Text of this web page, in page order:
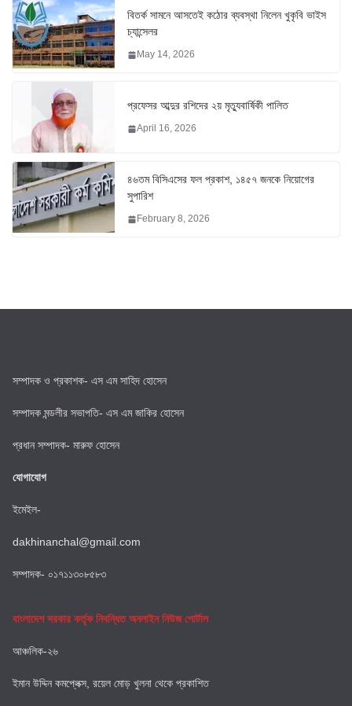
বিতর্ক সামনে আসতেই কঠোর ব্যবস্থা নিলেন খুকৃবি ভাইস
চ্যান্সেলর
May 14, 2026
প্রফেসর আব্দুর রশিদের ২য় মৃত্যুবার্ষিকী পালিত
April 16, 2026
৪৬তম বিসিএসের ফল প্রকাশ, ১৪৫৭ জনকে নিয়োগের
সুপারিশ
February 8, 2026
সম্পাদক ও প্রকাশক- এস এম সাহিদ হোসেন
সম্পাদক মন্ডলীর সভাপতি- এস এম জাকির হোসেন
প্রধান সম্পাদক- মারুফ হোসেন
যোগাযোগ
ইমেইল-
dakhinanchal@gmail.com
সম্পাদক- ০১৭১১৩০৮৫৮৩
বাংলাদেশ সরকার কর্তৃক নিবন্ধিত অনলাইন নিউজ পোর্টাল
আঞ্চলিক-২৬
ইমান উদ্দিন কমপ্লেক্স, রয়েল মোড় খুলনা থেকে প্রকাশিত